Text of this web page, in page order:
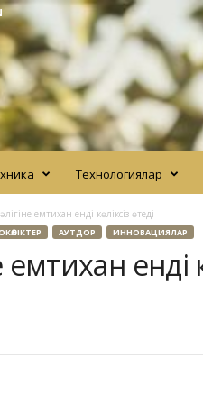
Технологиялар
емтихан енді көліксіз өтеді
АУТДОР ИННОВАЦИЯЛАР
емтихан енді